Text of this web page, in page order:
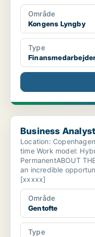
Område
Kongens Lyngby
Type
Business Analyst
Business Analyst
Location:
time Work model:
PermanentABOUT
an incredible
[xxxxx]
Område
Gentofte
Type